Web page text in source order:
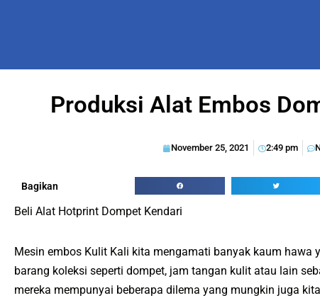
Produksi Alat Embos
November 25, 2021 2:49 pm
Bagikan
Beli Alat Hotprint Dompet Kendari
Mesin embos Kulit Kali kita mengamati banyak kaum hawa
barang koleksi seperti dompet, jam tangan kulit atau lain
mereka mempunyai beberapa dilema yang mungkin juga